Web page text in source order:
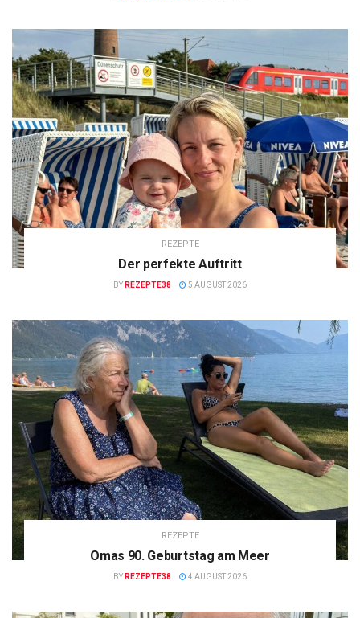
REZEPTE
Der perfekte Auftritt
BY REZEPTE38 5 AUGUST 2026
REZEPTE
Omas 90. Geburtstag am Meer
BY REZEPTE38 4 AUGUST 2026